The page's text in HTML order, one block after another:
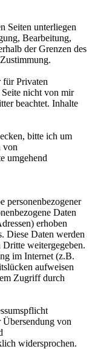
Seiten unterliegen
Bearbeitung,
der Grenzen des
für Privaten
nicht von mir
beachtet. Inhalte
bitte ich um
von
umgehend
personenbezogener
Daten
erhoben
Diese Daten werden
weitergegeben.
im Internet (z.B.
aufweisen
Zugriff durch
von
widersprochen.